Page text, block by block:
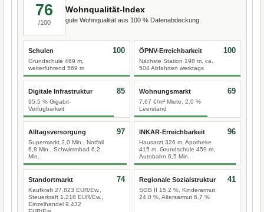
76
/100
Wohnqualität-Index
gute Wohnqualität aus 100 % Datenabdeckung.
Schulen
Grundschule 469 m,
weiterführend 569 m
100 ÖPNV-Erreichbarkeit
Nächste Station 198 m, ca.
504 Abfahrten werktags
100
Digitale Infrastruktur
95,5 % Gigabit-
Verfügbarkeit
85 Wohnungsmarkt
7,67 €/m² Miete, 2,0 %
Leerstand
69
Alltagsversorgung
Supermarkt 2,0 Min., Notfall
6,8 Min., Schwimmbad 6,2
Min.
97 INKAR-Erreichbarkeit
Hausarzt 326 m, Apotheke
415 m, Grundschule 459 m,
Autobahn 6,5 Min.
96
Standortmarkt
Kaufkraft 27.823 EUR/Ew.,
Steuerkraft 1.218 EUR/Ew.,
Einzelhandel 9.432
74 Regionale Sozialstruktur
SGB II 15,2 %, Kinderarmut
24,0 %, Altersarmut 6,7 %
41